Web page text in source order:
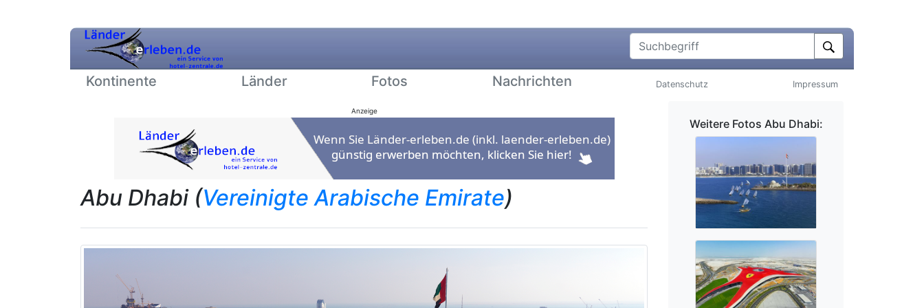
Suchbegriff
Kontinente Länder Fotos Nachrichten Datenschutz Impressum
Anzeige
Abu Dhabi (Vereinigte Arabische Emirate)
Weitere Fotos Abu Dhabi: